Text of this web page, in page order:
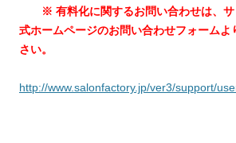
※ 有料化に関するお問い合わせは、サ
式ホームページのお問い合わせフォームよ
さい。
http://www.salonfactory.jp/ver3/support/